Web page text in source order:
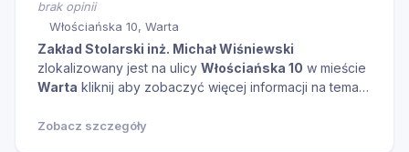
brak opinii
Włościańska 10, Warta
Zakład Stolarski inż. Michał Wiśniewski
zlokalizowany jest na ulicy Włościańska 10 w mieście
Warta kliknij aby zobaczyć więcej informacji na temat
Zobacz szczegóły